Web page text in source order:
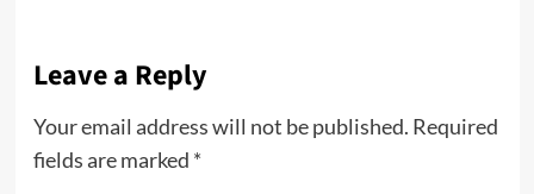
Leave a Reply
Your email address will not be published. Required
fields are marked *